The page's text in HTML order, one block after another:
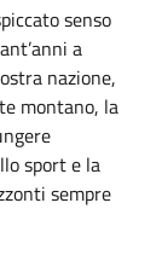
senso
a
nazione,
montano, la
sport e la
sempre